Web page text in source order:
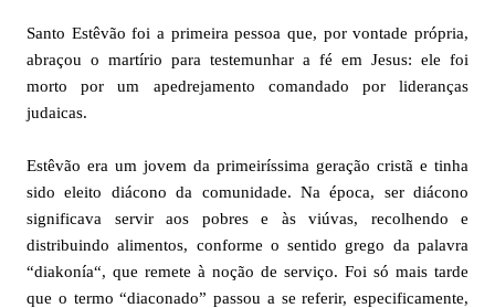
Santo Estêvão foi a primeira pessoa que, por vontade própria,
abraçou o martírio para testemunhar a fé em Jesus: ele foi
morto por um apedrejamento comandado por lideranças
judaicas.
Estêvão era um jovem da primeiríssima geração cristã e tinha
sido eleito diácono da comunidade. Na época, ser diácono
significava servir aos pobres e às viúvas, recolhendo e
distribuindo alimentos, conforme o sentido grego da palavra
“diakonía“, que remete à noção de serviço. Foi só mais tarde
que o termo “diaconado” passou a se referir, especificamente,